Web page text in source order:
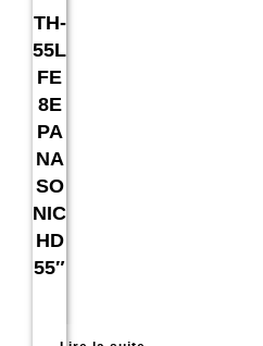
TH-
55L
FE
8E
PA
NA
SO
NIC
HD
55″